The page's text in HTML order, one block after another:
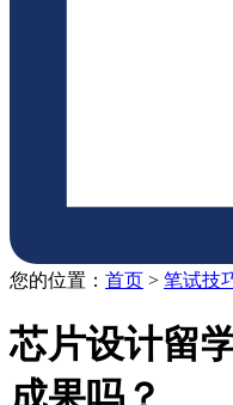
您的位置： 首页 > 笔试技
芯片设计留